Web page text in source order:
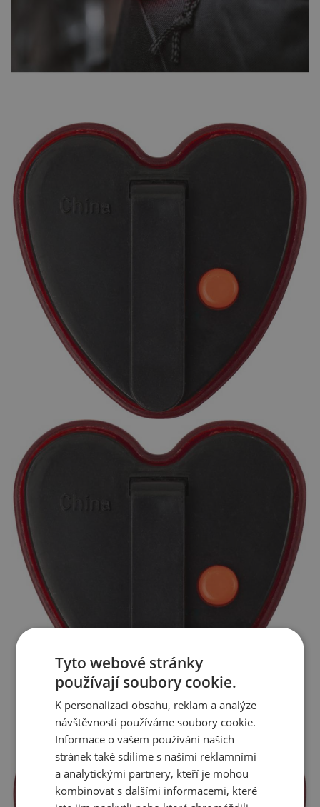
Tyto webové stránky
používají soubory cookie.
K personalizaci obsahu, reklam a analýze
návštěvnosti používáme soubory cookie.
Informace o vašem používání našich
stránek také sdílíme s našimi reklamními
a analytickými partnery, kteří je mohou
kombinovat s dalšími informacemi, které